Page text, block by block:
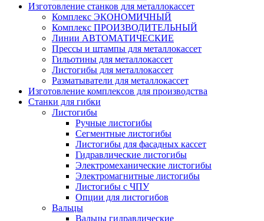
Изготовление станков для металлокассет
Комплекс ЭКОНОМИЧНЫЙ
Комплекс ПРОИЗВОДИТЕЛЬНЫЙ
Линии АВТОМАТИЧЕСКИЕ
Прессы и штампы для металлокассет
Гильотины для металлокассет
Листогибы для металлокассет
Разматыватели для металлокассет
Изготовление комплексов для производства
Станки для гибки
Листогибы
Ручные листогибы
Сегментные листогибы
Листогибы для фасадных кассет
Гидравлические листогибы
Электромеханические листогибы
Электромагнитные листогибы
Листогибы с ЧПУ
Опции для листогибов
Вальцы
Вальцы гидравлические